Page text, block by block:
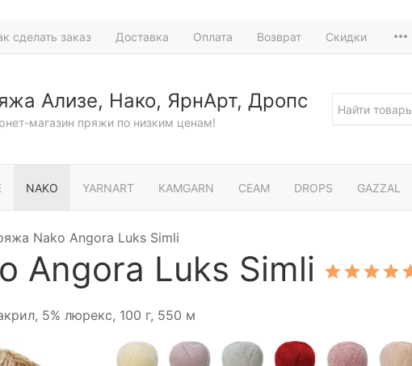
сделать заказ Доставка Оплата Возврат Скидки
Ализе, Нако, ЯрнАрт, Дропс
магазин пряжи по низким ценам!
NAKO YARNART KAMGARN СЕАМ DROPS GAZZAL
Nako Angora Luks Simli
Angora Luks Simli
5% люрекс, 100 г, 550 м